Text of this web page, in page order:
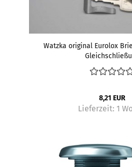
Watzka original Eurolox
8,21 EUR
Lieferzeit: 1